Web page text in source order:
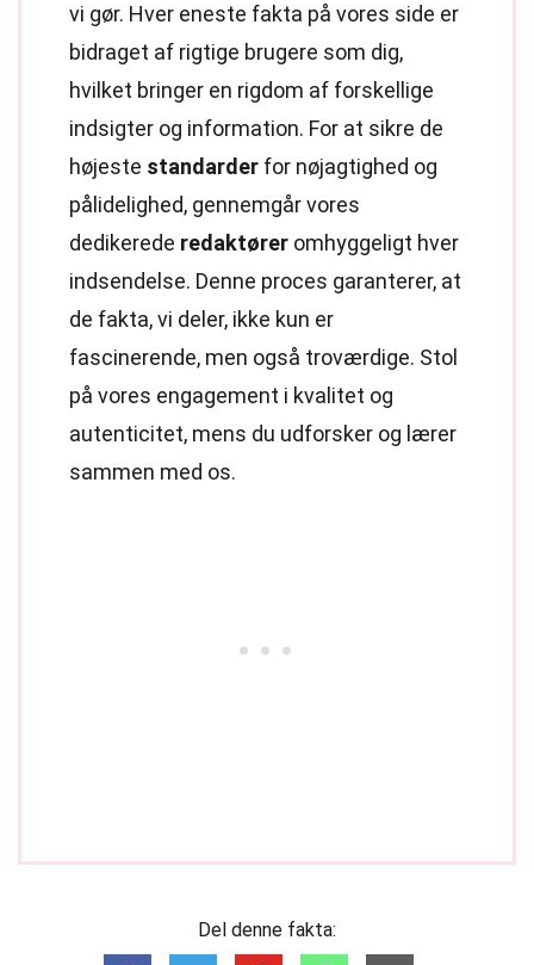
vi gør. Hver eneste fakta på vores side er
bidraget af rigtige brugere som dig,
hvilket bringer en rigdom af forskellige
indsigter og information. For at sikre de
højeste standarder for nøjagtighed og
pålidelighed, gennemgår vores
dedikerede redaktører omhyggeligt hver
indsendelse. Denne proces garanterer, at
de fakta, vi deler, ikke kun er
fascinerende, men også troværdige. Stol
på vores engagement i kvalitet og
autenticitet, mens du udforsker og lærer
sammen med os.
Del denne fakta: